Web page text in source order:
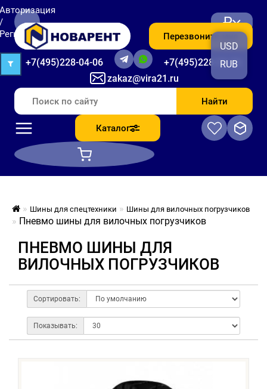
zakaz@vira21.ru
+7(495)228-04-06 +7(495)228-06-56
Перезвоните мне
₽
USD
RUB
Найти
Каталог
Шины для спецтехники Шины для вилочных погрузчиков
Пневмо шины для вилочных погрузчиков
ПНЕВМО ШИНЫ ДЛЯ
ВИЛОЧНЫХ ПОГРУЗЧИКОВ
Сортировать:
Показывать: